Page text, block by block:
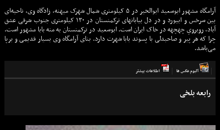
آرامگاه مشهور ابوسعید ابوالخیر در ۵ کیلومتری شمال شهرک میهنه، زادگاه وی، ناحیه‌ای
بین سرخس و ابیورد و در دل بیابانهای ترکمنستان در ۱۳۰ کیلومتری جنوب شرقی عشق
آباد، روبرویِ چهچهه در خاک ایران است. ابوسعید در ترکمنستان به منه بابا مشهور است.
چرا که هر پیر و صاحبدلی با پسوند بابا شهرت دارد. بنای آرامگاه وی بسیار قدیمی و برپا
می‌باشد.
آلبوم عكس ها اطلاعات بيشتر
رابعه بلخی